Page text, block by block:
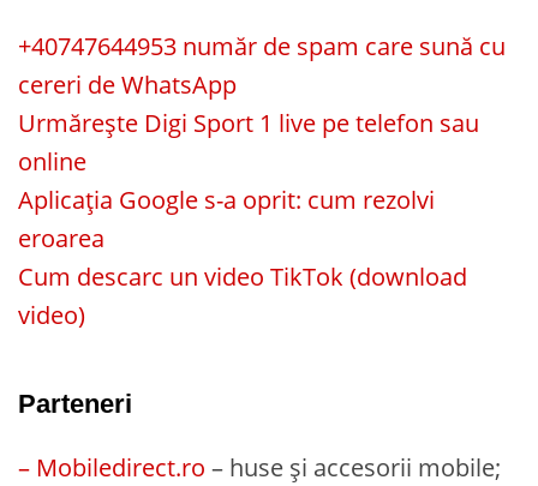
+40747644953 număr de spam care sună cu
cereri de WhatsApp
Urmărește Digi Sport 1 live pe telefon sau
online
Aplicația Google s-a oprit: cum rezolvi
eroarea
Cum descarc un video TikTok (download
video)
Parteneri
– Mobiledirect.ro – huse și accesorii mobile;